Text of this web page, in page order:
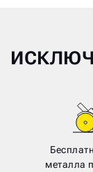
металла